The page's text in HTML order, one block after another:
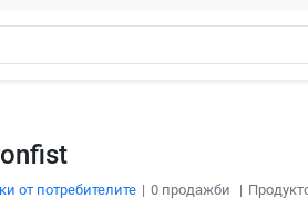
от потребителите 0продажби